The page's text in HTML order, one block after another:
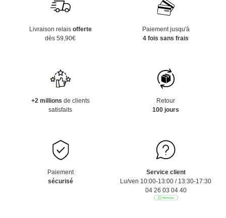
Livraison relais offerte
dès 59,90€
Paiement jusqu'à
4 fois sans frais
+2 millions de clients
satisfaits
Retour
100 jours
Paiement
sécurisé
Service client
Lu/ven 10:00-13:00 / 13:30-17:30
04 26 03 04 40